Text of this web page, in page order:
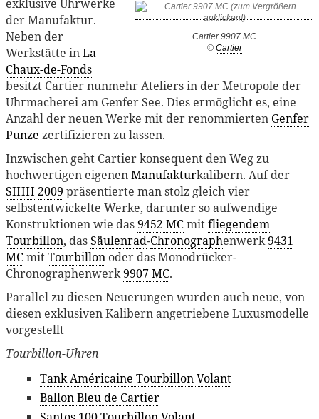
Cartier 9907 MC
© Cartier
exklusive Uhrwerke
der Manufaktur.
Neben der
Werkstätte inLa
Chaux-de-Fonds
besitzt Cartier nunmehr Ateliers in der Metropole der
Uhrmacherei am Genfer See. Dies ermöglicht es, eine
Anzahl der neuen Werke mit der renommierten Genfer
Punze zertifizieren zu lassen.
Inzwischen geht Cartier konsequent den Weg zu
hochwertigen eigenenManufakturkalibern. Auf der
SIHH 2009 präsentierte man stolz gleich vier
selbstentwickelte Werke, darunter so aufwendige
Konstruktionen wie das9452 MCmitfliegendem
Tourbillon, dasSäulenrad-Chronographenwerk9431
MCmitTourbillon oder das Monodrücker-
Chronographenwerk9907 MC.
Parallel zu diesen Neuerungen wurden auch neue, von
diesen exklusiven Kalibern angetriebene Luxusmodelle
vorgestellt
Tourbillon-Uhren
Tank Américaine Tourbillon Volant
Ballon Bleu de Cartier